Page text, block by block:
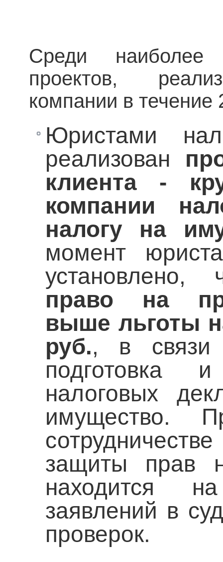
Среди
проектов,
компании в течение
Юристами
реализован
клиента -
компании
налогу на
момент
право на
выше льготы
руб., в связи
подготовка
налоговых
имущество.
защиты прав
находится
заявлений в
проверок.